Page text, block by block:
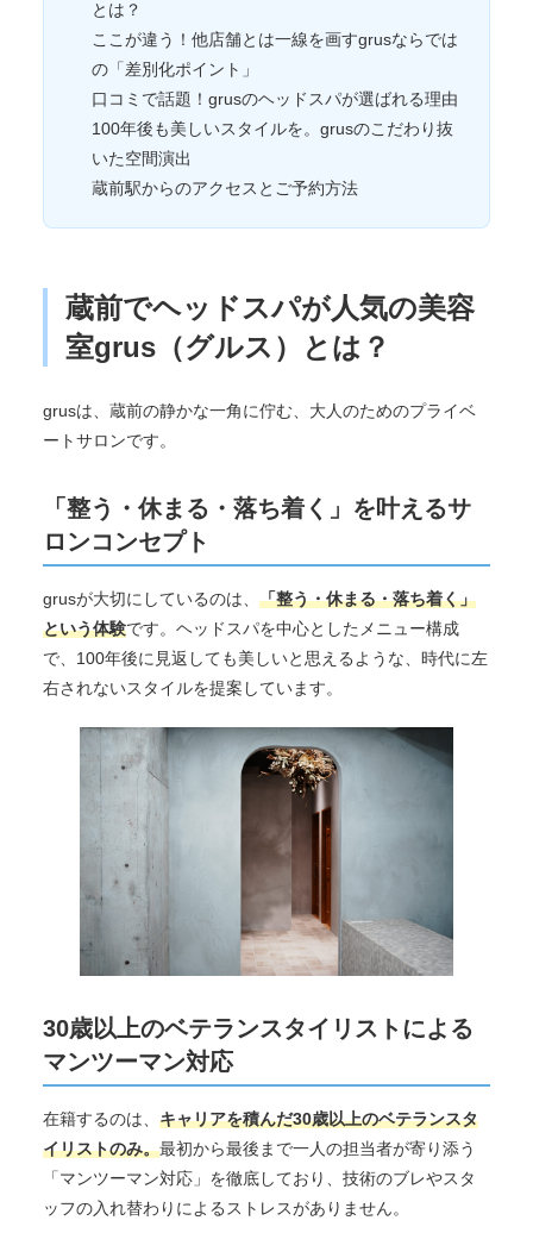
とは？
ここが違う！他店舗とは一線を画すgrusならでは
の「差別化ポイント」
口コミで話題！grusのヘッドスパが選ばれる理由
100年後も美しいスタイルを。grusのこだわり抜
いた空間演出
蔵前駅からのアクセスとご予約方法
蔵前でヘッドスパが人気の美容
室grus（グルス）とは？
grusは、蔵前の静かな一角に佇む、大人のためのプライベ
ートサロンです。
「整う・休まる・落ち着く」を叶えるサ
ロンコンセプト
grusが大切にしているのは、 「整う・休まる・落ち着く」
という体験です。ヘッドスパを中心としたメニュー構成
で、100年後に見返しても美しいと思えるような、時代に左
右されないスタイルを提案しています。
30歳以上のベテランスタイリストによる
マンツーマン対応
在籍するのは、 キャリアを積んだ30歳以上のベテランスタ
イリストのみ。最初から最後まで一人の担当者が寄り添う
「マンツーマン対応」を徹底しており、技術のブレやスタ
ッフの入れ替わりによるストレスがありません。